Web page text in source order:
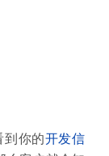
到你的开发信